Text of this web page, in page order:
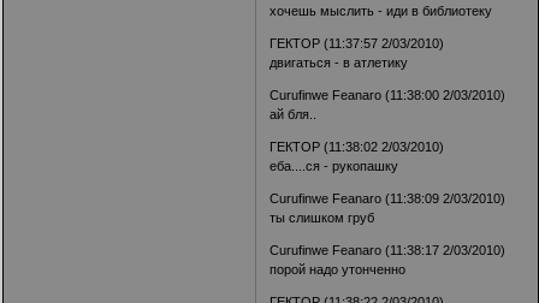
хочешь мыслить - иди в библиотеку
ГЕКТОР (11:37:57 2/03/2010)
двигаться - в атлетику
Curufinwe Feanaro (11:38:00 2/03/2010)
ай бля..
ГЕКТОР (11:38:02 2/03/2010)
еба....ся - рукопашку
Curufinwe Feanaro (11:38:09 2/03/2010)
ты слишком груб
Curufinwe Feanaro (11:38:17 2/03/2010)
порой надо утонченно